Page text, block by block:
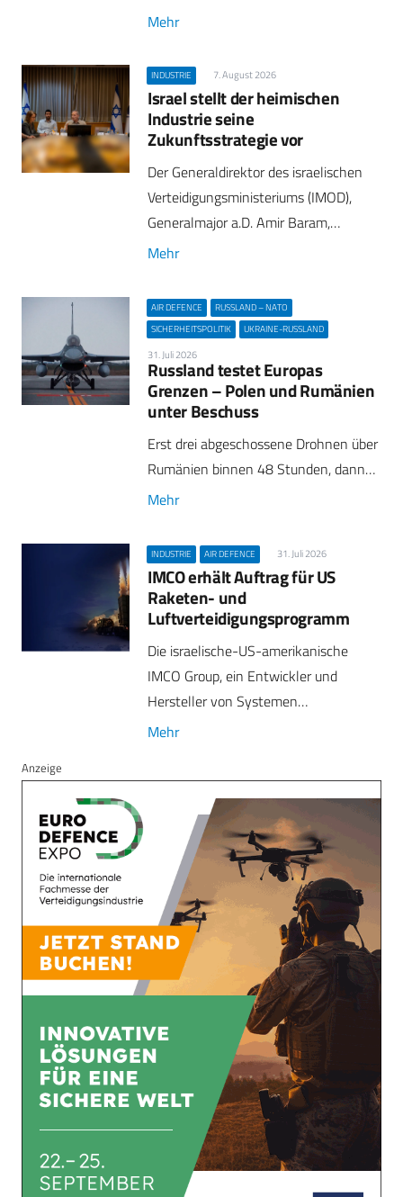
Mehr
INDUSTRIE 7. August 2026
Israel stellt der heimischen
Industrie seine
Zukunftsstrategie vor
Der Generaldirektor des israelischen
Verteidigungsministeriums (IMOD),
Generalmajor a.D. Amir Baram,…
Mehr
AIR DEFENCE
RUSSLAND – NATO
SICHERHEITSPOLITIK
UKRAINE-RUSSLAND
31. Juli 2026
Russland testet Europas
Grenzen – Polen und Rumänien
unter Beschuss
Erst drei abgeschossene Drohnen über
Rumänien binnen 48 Stunden, dann…
Mehr
INDUSTRIE AIR DEFENCE 31. Juli 2026
IMCO erhält Auftrag für US
Raketen- und
Luftverteidigungsprogramm
Die israelische-US-amerikanische
IMCO Group, ein Entwickler und
Hersteller von Systemen…
Mehr
Anzeige